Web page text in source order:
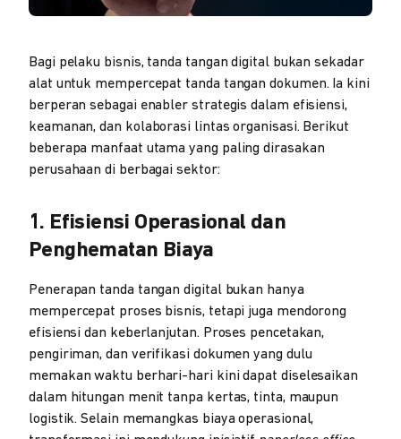
Bagi pelaku bisnis, tanda tangan digital bukan sekadar
alat untuk mempercepat tanda tangan dokumen. Ia kini
berperan sebagai enabler strategis dalam efisiensi,
keamanan, dan kolaborasi lintas organisasi. Berikut
beberapa manfaat utama yang paling dirasakan
perusahaan di berbagai sektor:
1. Efisiensi Operasional dan
Penghematan Biaya
Penerapan tanda tangan digital bukan hanya
mempercepat proses bisnis, tetapi juga mendorong
efisiensi dan keberlanjutan. Proses pencetakan,
pengiriman, dan verifikasi dokumen yang dulu
memakan waktu berhari-hari kini dapat diselesaikan
dalam hitungan menit tanpa kertas, tinta, maupun
logistik. Selain memangkas biaya operasional,